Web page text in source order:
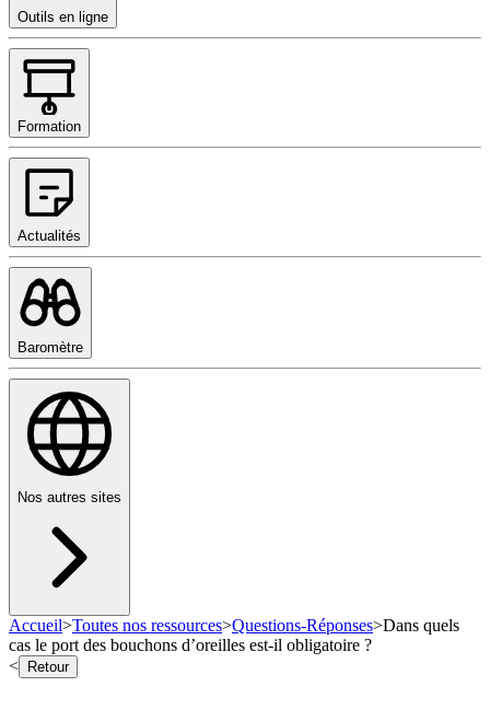
Outils en ligne
Formation
Actualités
Baromètre
Nos autres sites
Accueil>Toutes nos ressources>Questions-Réponses>Dans quels
cas le port des bouchons d’oreilles est-il obligatoire ?
<
Retour